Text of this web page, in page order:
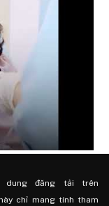
dung đăng tải trên
chỉ mang tính tham